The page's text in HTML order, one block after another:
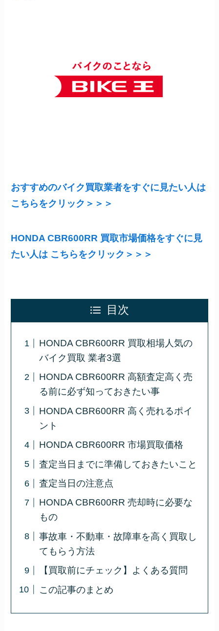
おすすめのバイク買取業者をすぐに見たい人は
こちらをクリック＞＞＞
HONDA CBR600RR 買取市場価格をすぐに見
たい人は こちらをクリック＞＞＞
目次
HONDA CBR600RR 買取相場人気の
バイク買取 業者3選
HONDA CBR600RR 高額査定高く売
る前に必ず知っておきたい事
HONDA CBR600RR 高く売れるポイ
ント
HONDA CBR600RR 市場買取価格
査定当日までに準備しておきたいこと
査定当日の注意点
HONDA CBR600RR 売却時に必要な
もの
事故車・不動車・故障車を高く買取し
てもらう方法
【買取前にチェック】よくある質問
この記事のまとめ